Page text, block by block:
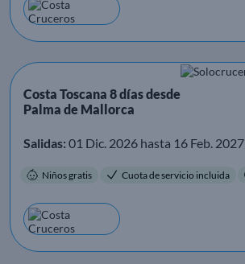
Costa Toscana 8 días desde
Palma de Mallorca
Salidas: 01 Dic. 2026 hasta 16 Feb. 2027
Niños gratis Cuota de servicio incluida